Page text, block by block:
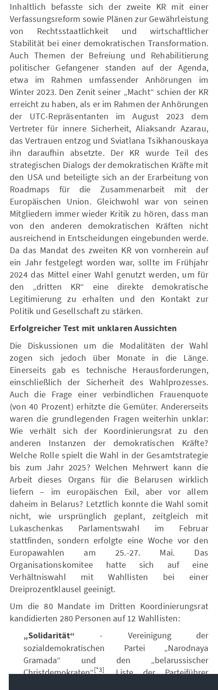
Inhaltlich befasste sich der zweite KR mit einer
Verfassungsreform sowie Plänen zur Gewährleistung
von Rechtsstaatlichkeit und wirtschaftlicher
Stabilität bei einer demokratischen Transformation.
Auch Themen der Befreiung und Rehabilitierung
politischer Gefangener standen auf der Agenda,
etwa im Rahmen umfassender Anhörungen im
Winter 2023. Den Zenit seiner „Macht“ schien der KR
erreicht zu haben, als er im Rahmen der Anhörungen
der UTC-Repräsentanten im August 2023 dem
Vertreter für innere Sicherheit, Aliaksandr Azarau,
das Vertrauen entzog und Sviatlana Tsikhanouskaya
ihn daraufhin absetzte. Der KR wurde Teil des
strategischen Dialogs der demokratischen Kräfte mit
den USA und beteiligte sich an der Erarbeitung von
Roadmaps für die Zusammenarbeit mit der
Europäischen Union. Gleichwohl war von seinen
Mitgliedern immer wieder Kritik zu hören, dass man
von den anderen demokratischen Kräften nicht
ausreichend in Entscheidungen eingebunden werde.
Da das Mandat des zweiten KR von vornherein auf
ein Jahr festgelegt worden war, sollte im Frühjahr
2024 das Mittel einer Wahl genutzt werden, um für
den „dritten KR“ eine direkte demokratische
Legitimierung zu erhalten und den Kontakt zur
Politik und Gesellschaft zu stärken.
Erfolgreicher Test mit unklaren Aussichten
Die Diskussionen um die Modalitäten der Wahl
zogen sich jedoch über Monate in die Länge.
Einerseits gab es technische Herausforderungen,
einschließlich der Sicherheit des Wahlprozesses.
Auch die Frage einer verbindlichen Frauenquote
(von 40 Prozent) erhitzte die Gemüter. Andererseits
waren die grundlegenden Fragen weiterhin unklar:
Wie verhält sich der Koordinierungsrat zu den
anderen Instanzen der demokratischen Kräfte?
Welche Rolle spielt die Wahl in der Gesamtstrategie
bis zum Jahr 2025? Welchen Mehrwert kann die
Arbeit dieses Organs für die Belarusen wirklich
liefern – im europäischen Exil, aber vor allem
daheim in Belarus? Letztlich konnte die Wahl somit
nicht, wie ursprünglich geplant, zeitgleich mit
Lukaschenkas Parlamentswahl im Februar
stattfinden, sondern erfolgte eine Woche vor den
Europawahlen am 25.-27. Mai. Das
Organisationskomitee hatte sich auf eine
Verhältniswahl mit Wahllisten bei einer
Dreiprozentklausel geeinigt.
Um die 80 Mandate im Dritten Koordinierungsrat
kandidierten 280 Personen auf 12 Wahllisten:
„Solidarität“- Vereinigung der
sozialdemokratischen Partei „Narodnaya
Gramada“ und den „belarussischer
Christdemokraten“[*3], Liste der Parteiführer